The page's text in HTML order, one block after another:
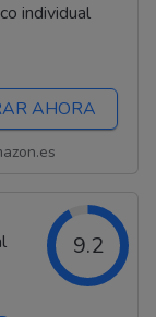
individual
AHORA
9.2